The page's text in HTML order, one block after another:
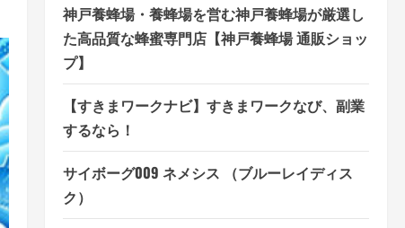
神戸養蜂場・養蜂場を営む神戸養蜂場が厳選し
た高品質な蜂蜜専門店【神戸養蜂場 通販ショッ
プ】
【すきまワークナビ】すきまワークなび、副業
するなら！
サイボーグ009 ネメシス （ブルーレイディス
ク）